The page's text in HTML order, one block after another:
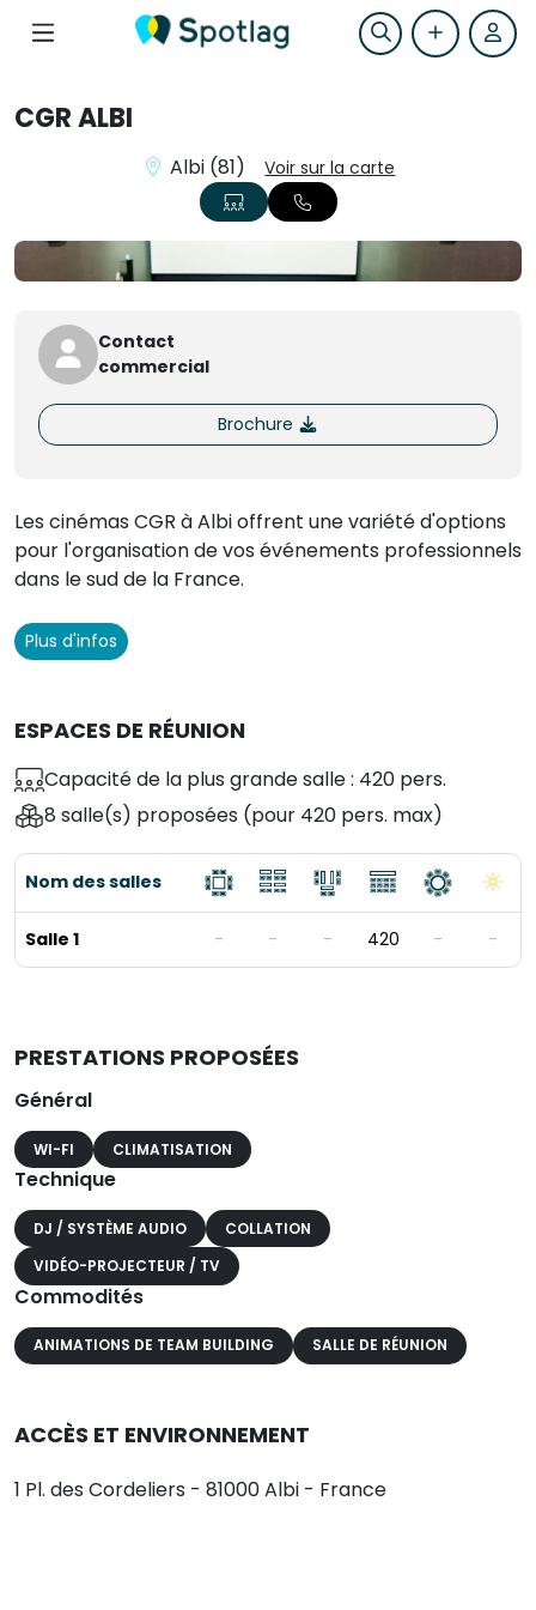
CGR ALBI
Albi (81) Voir sur la carte
Contact
commercial
Brochure
Les cinémas CGR à Albi offrent une variété d'options
pour l'organisation de vos événements professionnels
dans le sud de la France.
Plus d'infos
ESPACES DE RÉUNION
Capacité de la plus grande salle : 420 pers.
8 salle(s) proposées (pour 420 pers. max)
Nom des salles
Salle 1 - - - 420 - -
PRESTATIONS PROPOSÉES
Général
WI-FI CLIMATISATION
Technique
DJ / SYSTÈME AUDIO
COLLATION
VIDÉO-PROJECTEUR / TV
Commodités
ANIMATIONS DE TEAM BUILDING SALLE DE RÉUNION
ACCÈS ET ENVIRONNEMENT
1 Pl. des Cordeliers - 81000 Albi - France